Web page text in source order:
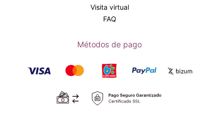
Visita virtual
FAQ
Métodos de pago